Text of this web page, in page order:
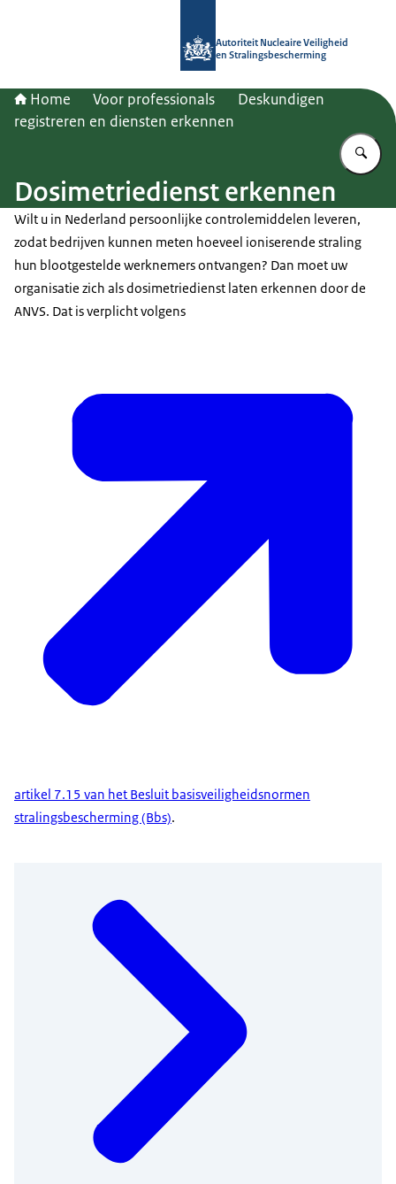
Autoriteit Nucleaire Veiligheid
en Stralingsbescherming
Home Voor professionals
Deskundigen
registreren en diensten erkennen
Dosimetriedienst erkennen
Wilt u in Nederland persoonlijke controlemiddelen leveren,
zodat bedrijven kunnen meten hoeveel ioniserende straling
hun blootgestelde werknemers ontvangen? Dan moet uw
organisatie zich als dosimetriedienst laten erkennen door de
ANVS. Dat is verplicht volgens
artikel 7.15 van het Besluit basisveiligheidsnormen
stralingsbescherming (Bbs).